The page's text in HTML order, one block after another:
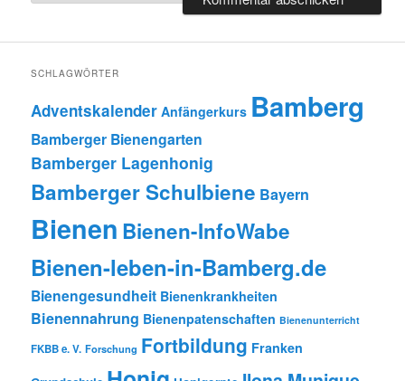
SCHLAGWÖRTER
Adventskalender Anfängerkurs Bamberg
Bamberger Bienengarten
Bamberger Lagenhonig
Bamberger Schulbiene Bayern
Bienen Bienen-InfoWabe
Bienen-leben-in-Bamberg.de
Bienengesundheit Bienenkrankheiten
Bienennahrung Bienenpatenschaften Bienenunterricht
FKBB e. V. Forschung Fortbildung Franken